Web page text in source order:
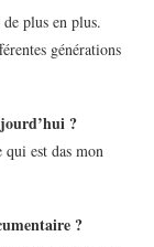
plus en plus.
générations
?
est das mon
?